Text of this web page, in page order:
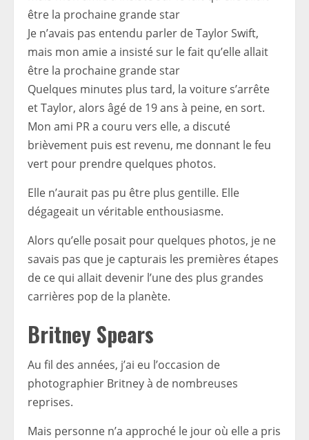
Je n’avais pas entendu parler de Taylor Swift,
mais mon amie a insisté sur le fait qu’elle allait
être la prochaine grande star
Quelques minutes plus tard, la voiture s’arrête
et Taylor, alors âgé de 19 ans à peine, en sort.
Mon ami PR a couru vers elle, a discuté
brièvement puis est revenu, me donnant le feu
vert pour prendre quelques photos.
Elle n’aurait pas pu être plus gentille. Elle
dégageait un véritable enthousiasme.
Alors qu’elle posait pour quelques photos, je ne
savais pas que je capturais les premières étapes
de ce qui allait devenir l’une des plus grandes
carrières pop de la planète.
Britney Spears
Au fil des années, j’ai eu l’occasion de
photographier Britney à de nombreuses
reprises.
Mais personne n’a approché le jour où elle a pris